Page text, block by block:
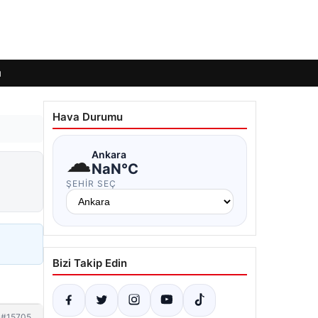
Hava Durumu
☁Ankara
NaN°C
ŞEHIR SEÇ
Bizi Takip Edin